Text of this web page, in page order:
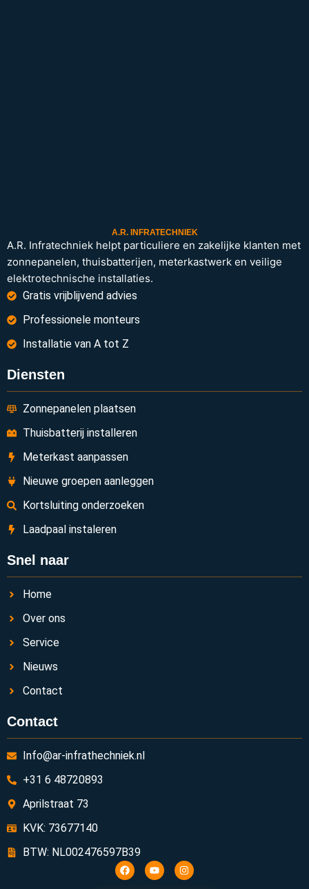
A.R. INFRATECHNIEK
A.R. Infratechniek helpt particuliere en zakelijke klanten met
zonnepanelen, thuisbatterijen, meterkastwerk en veilige
elektrotechnische installaties.
Gratis vrijblijvend advies
Professionele monteurs
Installatie van A tot Z
Diensten
Zonnepanelen plaatsen
Thuisbatterij installeren
Meterkast aanpassen
Nieuwe groepen aanleggen
Kortsluiting onderzoeken
Laadpaal instaleren
Snel naar
Home
Over ons
Service
Nieuws
Contact
Contact
Info@ar-infrathechniek.nl
+31 6 48720893
Aprilstraat 73
KVK: 73677140
BTW: NL002476597B39